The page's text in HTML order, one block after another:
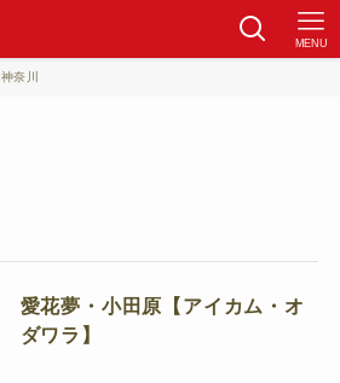
MENU
神奈川
愛花夢・小田原【アイカム・オ
ダワラ】